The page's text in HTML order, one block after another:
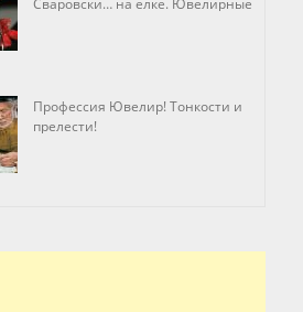
Сваровски… на елке. Ювелирные
Профессия Ювелир! Тонкости и
прелести!